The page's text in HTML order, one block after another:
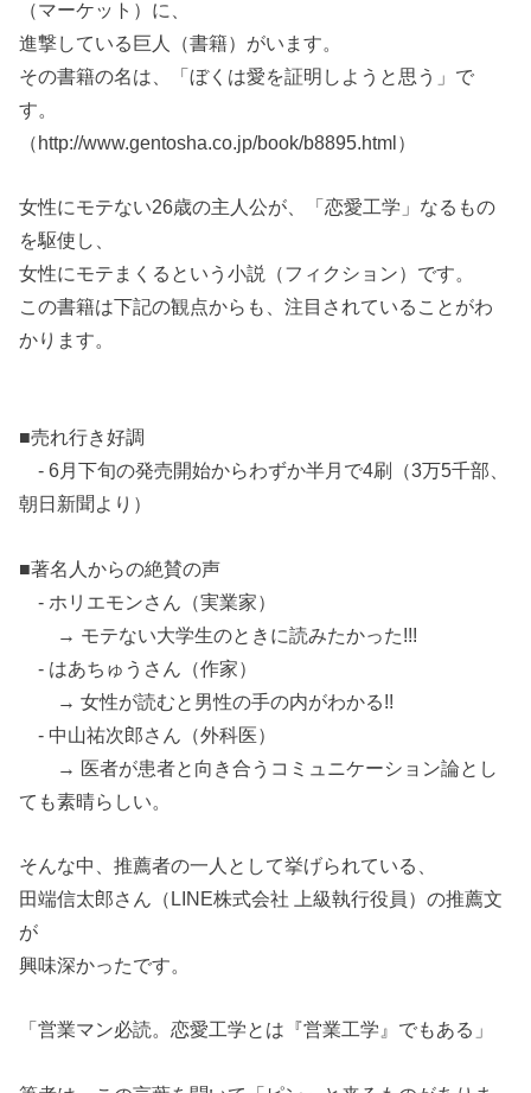
（マーケット）に、
進撃している巨人（書籍）がいます。
その書籍の名は、「ぼくは愛を証明しようと思う」で
す。
（http://www.gentosha.co.jp/book/b8895.html）
女性にモテない26歳の主人公が、「恋愛工学」なるもの
を駆使し、
女性にモテまくるという小説（フィクション）です。
この書籍は下記の観点からも、注目されていることがわ
かります。
■売れ行き好調
- 6月下旬の発売開始からわずか半月で4刷（3万5千部、
朝日新聞より）
■著名人からの絶賛の声
- ホリエモンさん（実業家）
→ モテない大学生のときに読みたかった!!!
- はあちゅうさん（作家）
→ 女性が読むと男性の手の内がわかる!!
- 中山祐次郎さん（外科医）
→ 医者が患者と向き合うコミュニケーション論とし
ても素晴らしい。
そんな中、推薦者の一人として挙げられている、
田端信太郎さん（LINE株式会社 上級執行役員）の推薦文
が
興味深かったです。
「営業マン必読。恋愛工学とは『営業工学』でもある」